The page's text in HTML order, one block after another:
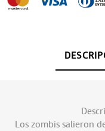
Los zombis salieron